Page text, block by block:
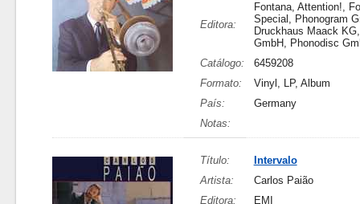
Editora:
Fontana, Attention!,
Special, Phonogram
Druckhaus Maack
GmbH, Phonodisc
Catálogo:
6459208
Formato:
Vinyl, LP, Album
País:
Germany
Notas:
Título:
Intervalo
Artista:
Carlos Paião
Editora:
EMI